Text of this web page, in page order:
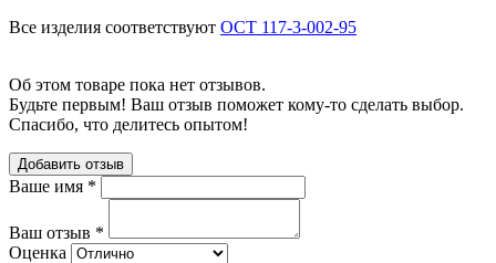
Все изделия соответствуют ОСТ 117-3-002-95
Об этом товаре пока нет отзывов.
Будьте первым! Ваш отзыв поможет кому-то сделать выбор.
Спасибо, что делитесь опытом!
Добавить отзыв
Ваше имя *
Ваш отзыв *
Оценка